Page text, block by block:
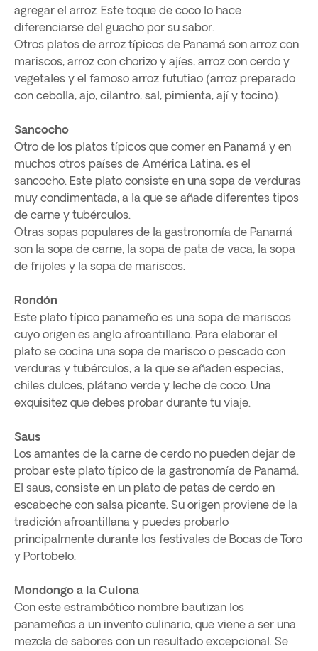
agregar el arroz. Este toque de coco lo hace
diferenciarse del guacho por su sabor.
Otros platos de arroz típicos de Panamá son arroz con
mariscos, arroz con chorizo y ajíes, arroz con cerdo y
vegetales y el famoso arroz fututiao (arroz preparado
con cebolla, ajo, cilantro, sal, pimienta, ají y tocino).
Sancocho
Otro de los platos típicos que comer en Panamá y en
muchos otros países de América Latina, es el
sancocho. Este plato consiste en una sopa de verduras
muy condimentada, a la que se añade diferentes tipos
de carne y tubérculos.
Otras sopas populares de la gastronomía de Panamá
son la sopa de carne, la sopa de pata de vaca, la sopa
de frijoles y la sopa de mariscos.
Rondón
Este plato típico panameño es una sopa de mariscos
cuyo origen es anglo afroantillano. Para elaborar el
plato se cocina una sopa de marisco o pescado con
verduras y tubérculos, a la que se añaden especias,
chiles dulces, plátano verde y leche de coco. Una
exquisitez que debes probar durante tu viaje.
Saus
Los amantes de la carne de cerdo no pueden dejar de
probar este plato típico de la gastronomía de Panamá.
El saus, consiste en un plato de patas de cerdo en
escabeche con salsa picante. Su origen proviene de la
tradición afroantillana y puedes probarlo
principalmente durante los festivales de Bocas de Toro
y Portobelo.
Mondongo a la Culona
Con este estrambótico nombre bautizan los
panameños a un invento culinario, que viene a ser una
mezcla de sabores con un resultado excepcional. Se